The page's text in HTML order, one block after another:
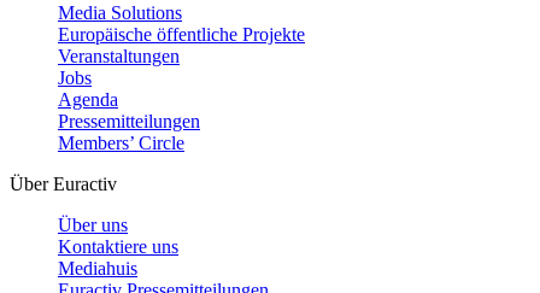
Media Solutions
Europäische öffentliche Projekte
Veranstaltungen
Jobs
Agenda
Pressemitteilungen
Members’ Circle
Über Euractiv
Über uns
Kontaktiere uns
Mediahuis